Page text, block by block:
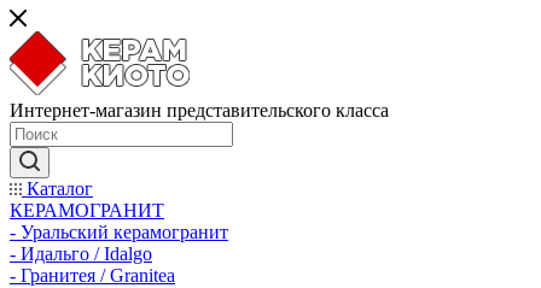
Интернет-магазин представительского класса
Каталог
КЕРАМОГРАНИТ
- Уральский керамогранит
- Идальго / Idalgo
- Гранитея / Granitea